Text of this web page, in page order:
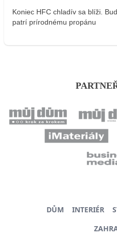
Koniec HFC chladív sa blíži.
patrí prírodnému propánu
DŮM INTERIÉR